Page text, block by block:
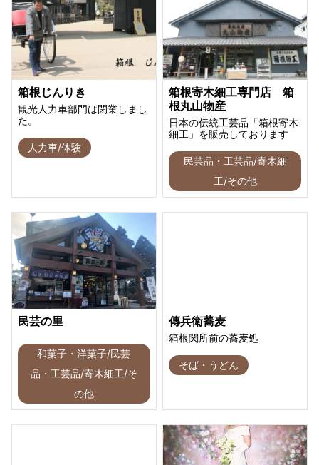
箱根じんりき
観光人力車部門は閉業しまし
た。
人力車/体験
箱根寄木細工専門店 箱
根丸山物産
日本の伝統工芸品「箱根寄木
細工」を販売しております
民芸品・工芸品/寄木細
工/その他
民芸の里
和菓子・洋菓子/民芸
品・工芸品/寄木細工/そ
の他
傳兵衛蕎麦
箱根関所前の蕎麦処
そば・うどん